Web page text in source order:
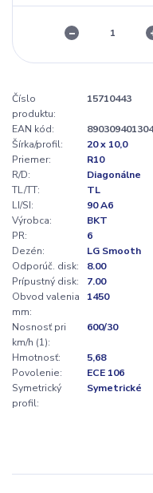
Číslo
produktu:
15710443
EAN kód:
Šírka/profil:
20 x 10,0
Priemer:
R10
R/D:
Diagonálne
TL/TT:
TL
LI/SI:
90 A6
Výrobca:
BKT
PR:
6
Dezén:
LG Smooth
Odporúč. disk:
8.00
Prípustný disk:
7.00
Obvod valenia
mm:
1450
Nosnosť pri
km/h (1):
600/30
Hmotnosť:
5,68
Povolenie:
ECE 106
Symetrický
profil:
Symetrické